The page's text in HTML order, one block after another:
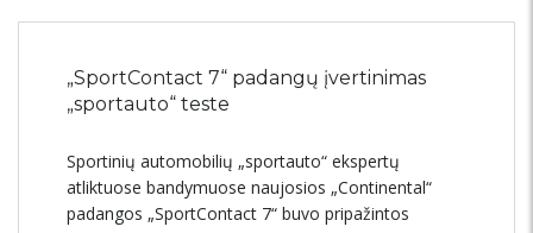
„SportContact 7“ padangų įvertinimas
„sportauto“ teste
Sportinių automobilių „sportauto“ ekspertų
atliktuose bandymuose naujosios „Continental“
padangos „SportContact 7“ buvo pripažintos